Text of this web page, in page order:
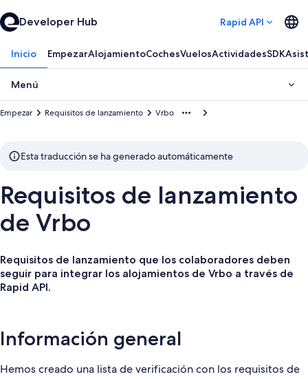
Developer Hub Rapid API
Inicio EmpezarAlojamientoCochesVuelosActividadesSDK
Menú
Vrbo
Requisitos de lanzamiento
Empezar
Esta traducción se ha generado automáticamente
Requisitos de lanzamiento
de Vrbo
Requisitos de lanzamiento que los colaboradores deben
seguir para integrar los alojamientos de Vrbo a través de
Rapid API.
Información general
Hemos creado una lista de verificación con los requisitos de